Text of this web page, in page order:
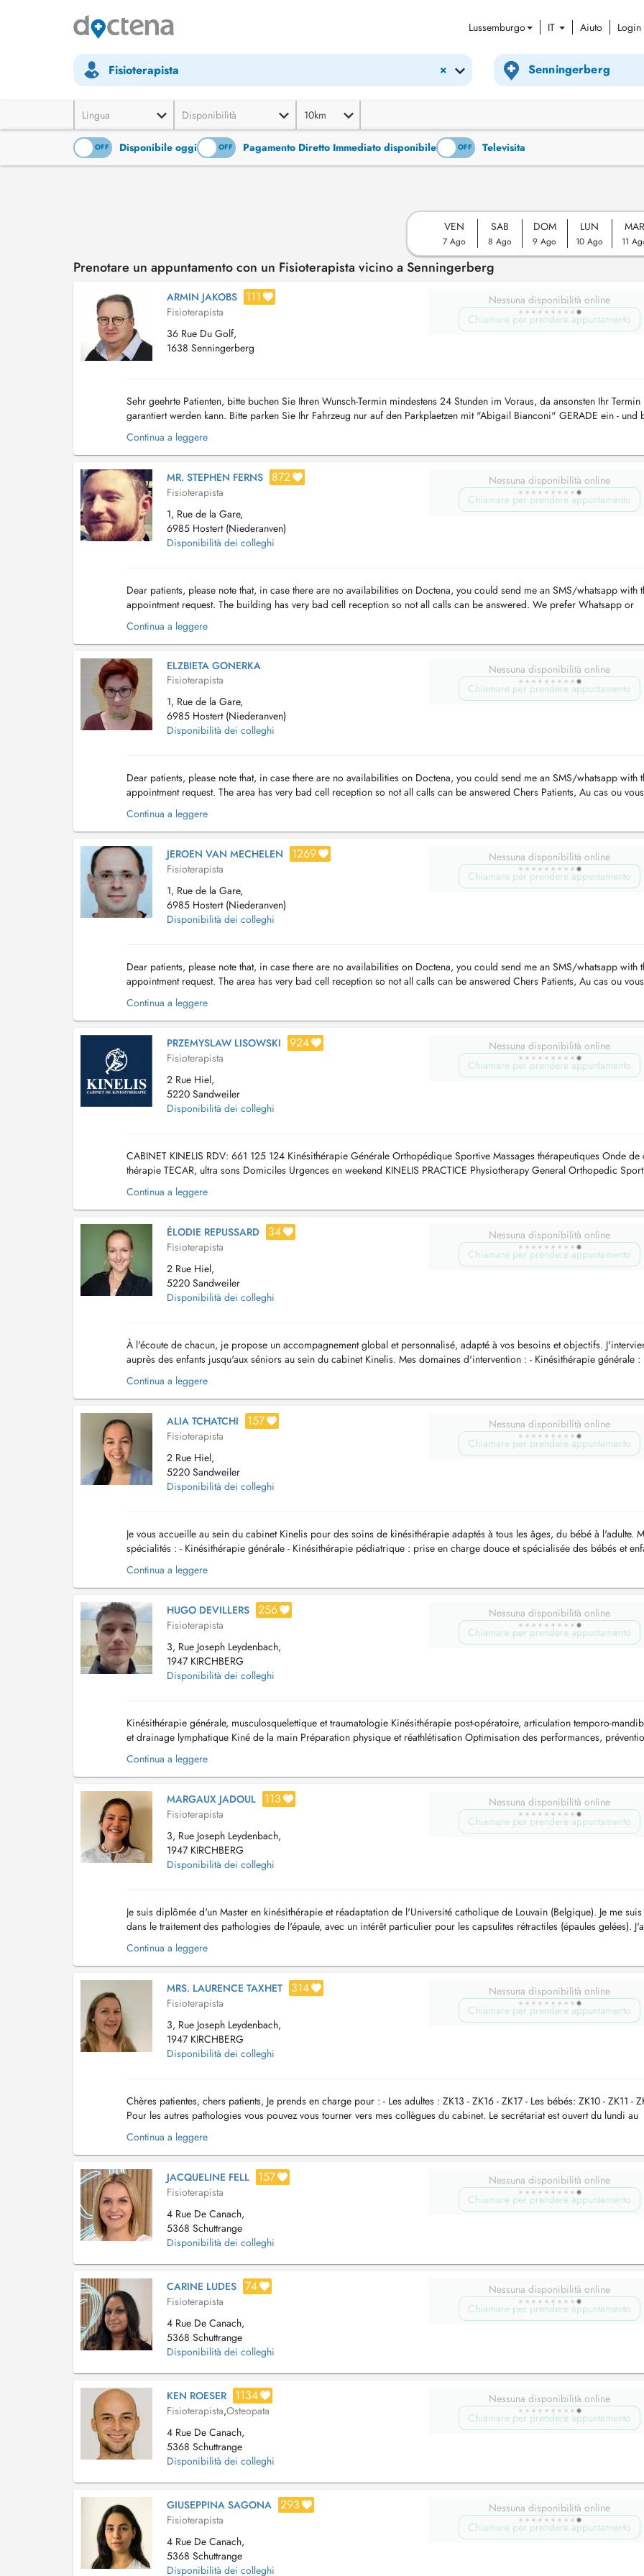
Lussemburgo IT Aiuto Login
×
Fisioterapista
Lingua Disponibilità 10km
OFF Disponibile oggi
ON OFF Pagamento Diretto Immediato disponibile
ON OFF Televisita
VEN
7 Ago
SAB
8 Ago
DOM
9 Ago
LUN
10 Ago
MAR
11
Prenotare un appuntamento con un Fisioterapista vicino a Senningerberg
ARMIN JAKOBS 111
Fisioterapista
36 Rue Du Golf,
1638 Senningerberg
Nessuna disponibilità online
Chiamare per prendere appuntamento
Sehr geehrte Patienten, bitte buchen Sie Ihren Wunsch-Termin mindestens 24 Stunden im Voraus, da ansonsten Ihr Termin
garantiert werden kann. Bitte parken Sie Ihr Fahrzeug nur auf den Parkplaetzen mit "Abigail Bianconi" GERADE ein - und
Sie bitte nicht 2 Parkplaetze. Vielen D...
Continua a leggere
MR. STEPHEN FERNS 872
Fisioterapista
1, Rue de la Gare,
6985 Hostert (Niederanven)
Disponibilità dei colleghi
Nessuna disponibilità online
Chiamare per prendere appuntamento
Dear patients, please note that, in case there are no availabilities on Doctena, you could send me an SMS/whatsapp with
appointment request. The building has very bad cell reception so not all calls can be answered. We prefer Whatsapp or
imessage (Iphone) Chers Patients, Au cas ou vous trouve...
Continua a leggere
ELZBIETA GONERKA
Fisioterapista
1, Rue de la Gare,
6985 Hostert (Niederanven)
Disponibilità dei colleghi
Nessuna disponibilità online
Chiamare per prendere appuntamento
Dear patients, please note that, in case there are no availabilities on Doctena, you could send me an SMS/whatsapp with
appointment request. The area has very bad cell reception so not all calls can be answered Chers Patients, Au cas ou vous
trouvez pas de disponibilité sur Doctena, veuillez ...
Continua a leggere
JEROEN VAN MECHELEN 1269
Fisioterapista
1, Rue de la Gare,
6985 Hostert (Niederanven)
Disponibilità dei colleghi
Nessuna disponibilità online
Chiamare per prendere appuntamento
Dear patients, please note that, in case there are no availabilities on Doctena, you could send me an SMS/whatsapp with
appointment request. The area has very bad cell reception so not all calls can be answered Chers Patients, Au cas ou vous
trouvez pas de disponibilité sur Doctena, veuillez ...
Continua a leggere
PRZEMYSLAW LISOWSKI 924
Fisioterapista
2 Rue Hiel,
5220 Sandweiler
Disponibilità dei colleghi
Nessuna disponibilità online
Chiamare per prendere appuntamento
CABINET KINELIS RDV: 661 125 124 Kinésithérapie Générale Orthopédique Sportive Massages thérapeutiques Onde de
thérapie TECAR, ultra sons Domiciles Urgences en weekend KINELIS PRACTICE Physiotherapy General Orthopedic Sport
Therapeutic massages Home rehabil...
Continua a leggere
ÉLODIE REPUSSARD 34
Fisioterapista
2 Rue Hiel,
5220 Sandweiler
Disponibilità dei colleghi
Nessuna disponibilità online
Chiamare per prendere appuntamento
À l'écoute de chacun, je propose un accompagnement global et personnalisé, adapté à vos besoins et objectifs.
auprès des enfants jusqu'aux séniors au sein du cabinet Kinelis. Mes domaines d'intervention : - Kinésithérapie générale :
prévention et traitement des douleurs musculo-...
Continua a leggere
ALIA TCHATCHI 157
Fisioterapista
2 Rue Hiel,
5220 Sandweiler
Disponibilità dei colleghi
Nessuna disponibilità online
Chiamare per prendere appuntamento
Je vous accueille au sein du cabinet Kinelis pour des soins de kinésithérapie adaptés à tous les âges, du bébé à l'adulte.
spécialités : - Kinésithérapie générale - Kinésithérapie pédiatrique : prise en charge douce et spécialisée des bébés et
(pieds bots varus équin, malpos...
Continua a leggere
HUGO DEVILLERS 256
Fisioterapista
3, Rue Joseph Leydenbach,
1947 KIRCHBERG
Disponibilità dei colleghi
Nessuna disponibilità online
Chiamare per prendere appuntamento
Kinésithérapie générale, musculosquelettique et traumatologie Kinésithérapie post-opératoire, articulation temporo-
et drainage lymphatique Kiné de la main Préparation physique et réathlétisation Optimisation des performances,
blessures et rééducation Tapin...
Continua a leggere
MARGAUX JADOUL 113
Fisioterapista
3, Rue Joseph Leydenbach,
1947 KIRCHBERG
Disponibilità dei colleghi
Nessuna disponibilità online
Chiamare per prendere appuntamento
Je suis diplômée d'un Master en kinésithérapie et réadaptation de l'Université catholique de Louvain (Belgique). Je me
dans le traitement des pathologies de l'épaule, avec un intérêt particulier pour les capsulites rétractiles (épaules gelées).
également suivi une formation sur l...
Continua a leggere
MRS. LAURENCE TAXHET 314
Fisioterapista
3, Rue Joseph Leydenbach,
1947 KIRCHBERG
Disponibilità dei colleghi
Nessuna disponibilità online
Chiamare per prendere appuntamento
Chères patientes, chers patients, Je prends en charge pour : - Les adultes : ZK13 - ZK16 - ZK17 - Les bébés: ZK10 - ZK11 -
Pour les autres pathologies vous pouvez vous tourner vers mes collègues du cabinet. Le secrétariat est ouvert du lundi au
vendredi de 8h à 16h. En dehors de ce...
Continua a leggere
JACQUELINE FELL 157
Fisioterapista
4 Rue De Canach,
5368 Schuttrange
Disponibilità dei colleghi
Nessuna disponibilità online
Chiamare per prendere appuntamento
CARINE LUDES 74
Fisioterapista
4 Rue De Canach,
5368 Schuttrange
Disponibilità dei colleghi
Nessuna disponibilità online
Chiamare per prendere appuntamento
KEN ROESER 1134
Fisioterapista,Osteopata
4 Rue De Canach,
5368 Schuttrange
Disponibilità dei colleghi
Nessuna disponibilità online
Chiamare per prendere appuntamento
GIUSEPPINA SAGONA 293
Fisioterapista
4 Rue De Canach,
5368 Schuttrange
Disponibilità dei colleghi
Nessuna disponibilità online
Chiamare per prendere appuntamento